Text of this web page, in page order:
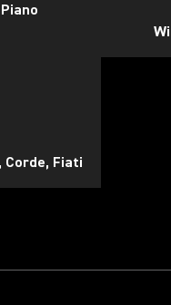
Piano
Corde, Fiati